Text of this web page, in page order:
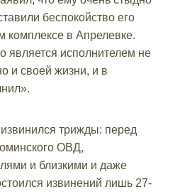
беспокойство его
комплексе в Апрелевке.
является исполнителем не
и своей жизни, и в
трижды: перед
ОВД,
и близкими и даже
извинений лишь 27-